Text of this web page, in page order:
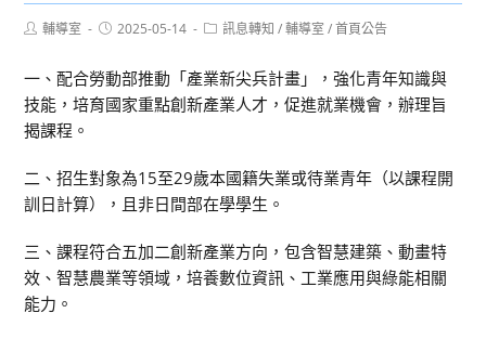
Post輔導室
Post2025-05-14
Post訊息轉知 / 輔導室 / 首頁公告
一、配合勞動部推動「產業新尖兵計畫」，強化青年知識與
技能，培育國家重點創新產業人才，促進就業機會，辦理旨
揭課程。
二、招生對象為15至29歲本國籍失業或待業青年（以課程開
訓日計算），且非日間部在學學生。
三、課程符合五加二創新產業方向，包含智慧建築、動畫特
效、智慧農業等領域，培養數位資訊、工業應用與綠能相關
能力。